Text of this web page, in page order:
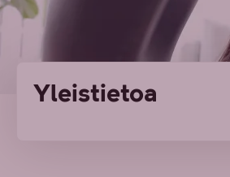
Yleistietoa